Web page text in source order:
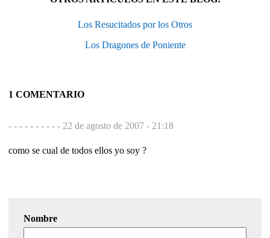
Los Resucitados por los Otros
Los Dragones de Poniente
1 COMENTARIO
- - - - - - - - - - 22 de agosto de 2007 - 21:18
como se cual de todos ellos yo soy ?
Nombre